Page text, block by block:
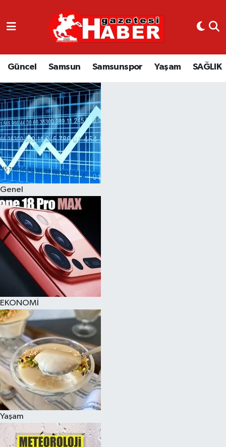
Güncel Samsun Samsunspor Yaşam SAĞLIK
Genel
EKONOMİ
Yaşam
GÜNCEL
SAMSUN
SAMSUNSPOR
EKONOMİ
YAŞAM